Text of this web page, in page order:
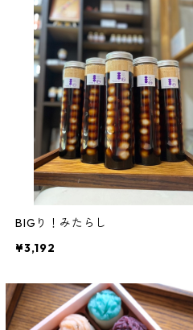
BIGり！みたらし
¥3,192